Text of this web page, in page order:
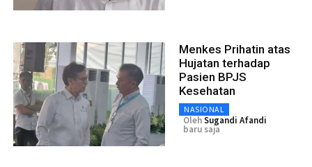
Menkes Prihatin atas
Hujatan terhadap
Pasien BPJS
Kesehatan
NASIONAL
OlehSugandi Afandi
baru saja